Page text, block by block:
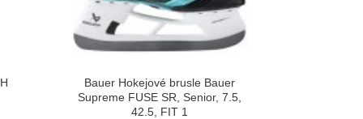
Bauer Hokejové brusle Bauer
Supreme FUSE SR, Senior, 7.5,
42.5, FIT 1